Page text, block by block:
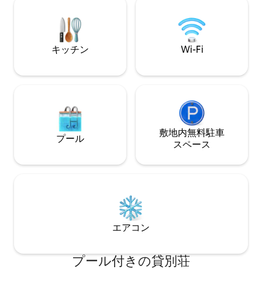
トの開催および外
可されていません
キッチン Wi-Fi
プール
敷地内無料駐⁠車
ス⁠ペ⁠ー⁠ス
エアコン
プール付きの貸別荘